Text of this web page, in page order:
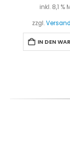
inkl. 8,1 %
zzgl.
IN DEN